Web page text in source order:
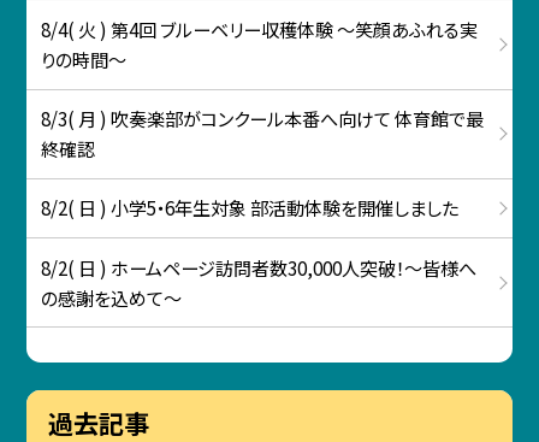
8/4( 火 ) 第4回 ブルーベリー収穫体験 ～笑顔あふれる実
りの時間～
8/3( 月 ) 吹奏楽部がコンクール本番へ向けて 体育館で最
終確認
8/2( 日 ) 小学5・6年生対象 部活動体験を開催しました
8/2( 日 ) ホームページ訪問者数30,000人突破！～皆様へ
の感謝を込めて～
過去記事